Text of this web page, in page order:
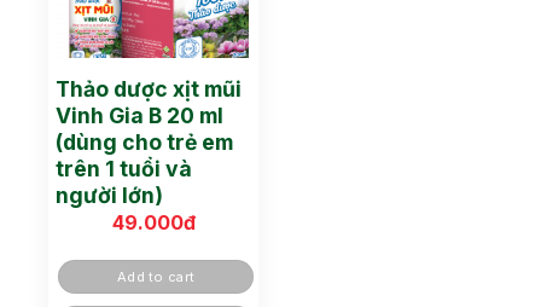
Thảo dược xịt mũi
Vinh Gia B 20 ml
(dùng cho trẻ em
trên 1 tuổi và
người lớn)
49.000đ
Add to cart